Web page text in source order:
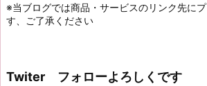
※当ブログでは商品・サービスのリンク先に
す、ご了承ください
Twiter フォローよろしくです